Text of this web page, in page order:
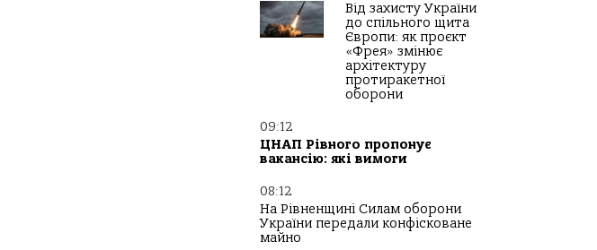
Від захисту України
до спільного щита
Європи: як проєкт
«Фрея» змінює
архітектуру
протиракетної
оборони
09:12
ЦНАП Рівного пропонує
вакансію: які вимоги
08:12
На Рівненщині Силам оборони
України передали конфісковане
майно